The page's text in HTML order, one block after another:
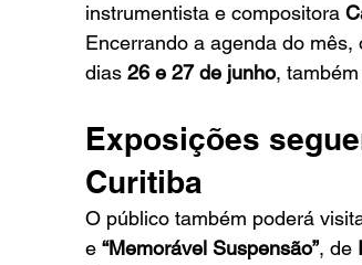
instrumentista e compositora
Encerrando a agenda do mês,
dias 26 e 27 de junho,
Exposições
Curitiba
O público também poderá
e “Memorável Suspensão”, de